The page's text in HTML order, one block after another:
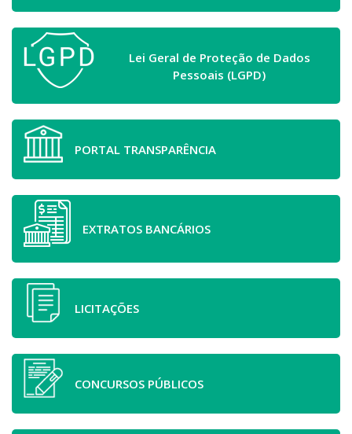
Lei Geral de Proteção de Dados
Pessoais (LGPD)
PORTAL TRANSPARÊNCIA
EXTRATOS BANCÁRIOS
LICITAÇÕES
CONCURSOS PÚBLICOS